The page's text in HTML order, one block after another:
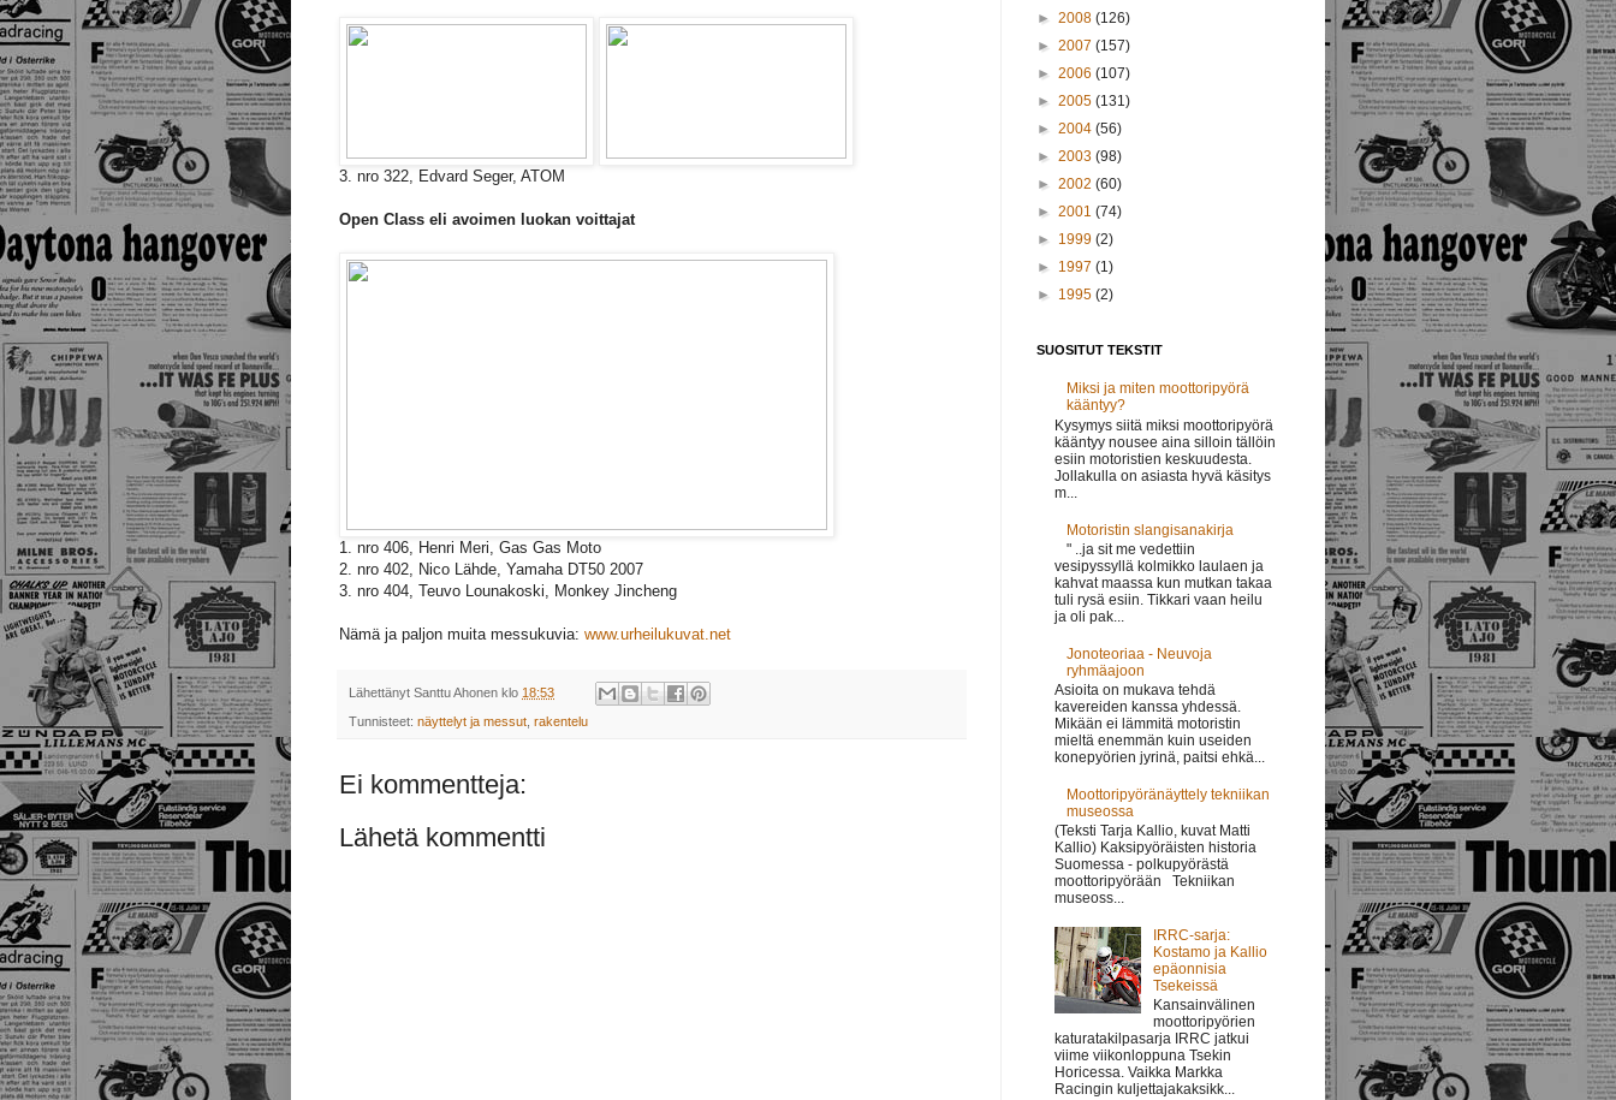
3. nro 322, Edvard Seger, ATOM
Open Class eli avoimen luokan voittajat
1. nro 406, Henri Meri, Gas Gas Moto
2. nro 402, Nico Lähde, Yamaha DT50 2007
3. nro 404, Teuvo Lounakoski, Monkey Jincheng
Nämä ja paljon muita messukuvia: www.urheilukuvat.net
Lähettänyt Santtu Ahonen klo 18:53
Tunnisteet: näyttelyt ja messut rakentelu
Ei kommentteja:
Lähetä kommentti
► 2008 (126)
► 2007 (157)
► 2006 (107)
► 2005 (131)
► 2004 (56)
► 2003 (98)
► 2002 (60)
► 2001 (74)
► 1999 (2)
► 1997 (1)
► 1995 (2)
SUOSITUT TEKSTIT
Miksi ja miten moottoripyörä
kääntyy?
Kysymys siitä miksi moottoripyörä
kääntyy nousee aina silloin tällöin
esiin motoristien keskuudesta.
Jollakulla on asiasta hyvä käsitys
m...
Motoristin slangisanakirja
" ..ja sit me vedettiin
vesipyssyllä kolmikko laulaen ja
kahvat maassa kun mutkan takaa
tuli rysä esiin. Tikkari vaan heilu
ja oli pak...
Jonoteoriaa - Neuvoja
ryhmäajoon
Asioita on mukava tehdä
kavereiden kanssa yhdessä.
Mikään ei lämmitä motoristin
mieltä enemmän kuin useiden
konepyörien jyrinä, paitsi ehkä...
Moottoripyöränäyttely tekniikan
museossa
(Teksti Tarja Kallio, kuvat Matti
Kallio) Kaksipyöräisten historia
Suomessa - polkupyörästä
moottoripyörään Tekniikan
museoss...
IRRC-sarja:
Kostamo ja Kallio
epäonnisia
Tsekeissä
Kansainvälinen
moottoripyörien
katuratakilpasarja IRRC jatkui
viime viikonloppuna Tsekin
Horicessa. Vaikka Markka
Racingin kuljettajakaksikk...